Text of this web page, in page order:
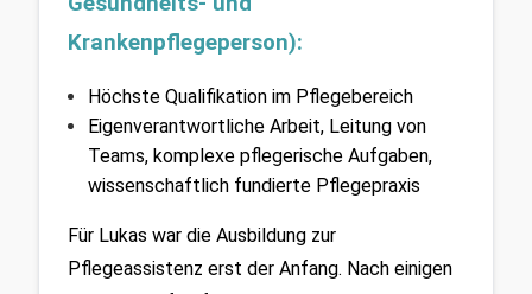
Krankenpflegeperson):
Höchste Qualifikation im Pflegebereich
Eigenverantwortliche Arbeit, Leitung von
Teams, komplexe pflegerische Aufgaben,
wissenschaftlich fundierte Pflegepraxis
Für Lukas war die Ausbildung zur
Pflegeassistenz erst der Anfang. Nach einigen